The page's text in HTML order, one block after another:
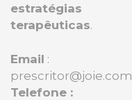
estratégias
terapêuticas.
Email :
Telefone :